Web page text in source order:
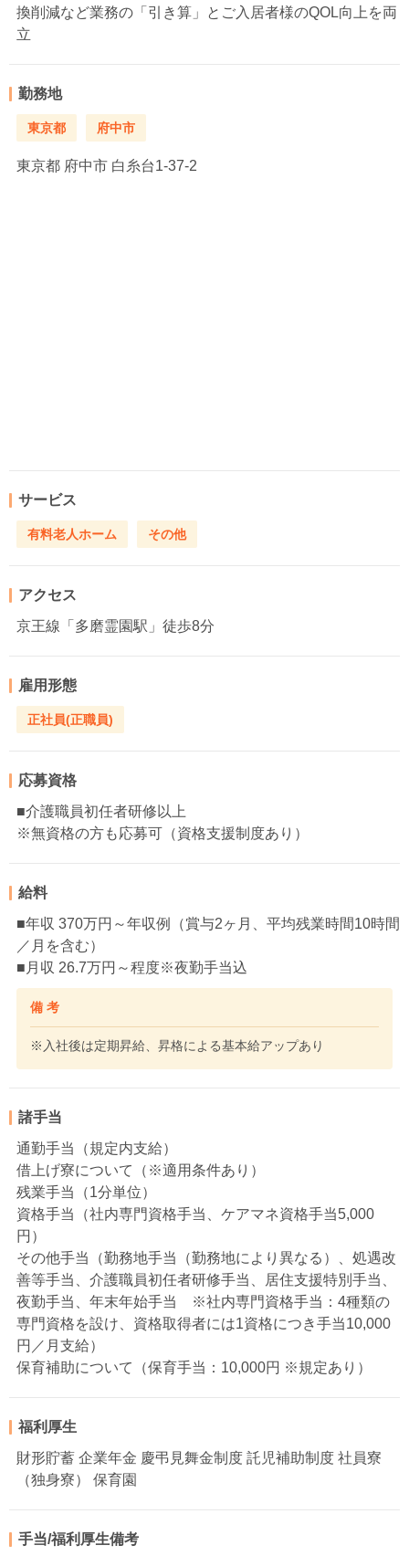
換削減など業務の「引き算」とご入居者様のQOL向上を両
立
勤務地
東京都 府中市
東京都 府中市 白糸台1-37-2
サービス
有料老人ホーム その他
アクセス
京王線「多磨霊園駅」徒歩8分
雇用形態
正社員(正職員)
応募資格
■介護職員初任者研修以上
※無資格の方も応募可（資格支援制度あり）
給料
■年収 370万円～年収例（賞与2ヶ月、平均残業時間10時間
／月を含む）
■月収 26.7万円～程度※夜勤手当込
備 考
※入社後は定期昇給、昇格による基本給アップあり
諸手当
通勤手当（規定内支給）
借上げ寮について（※適用条件あり）
残業手当（1分単位）
資格手当（社内専門資格手当、ケアマネ資格手当5,000
円）
その他手当（勤務地手当（勤務地により異なる）、処遇改
善等手当、介護職員初任者研修手当、居住支援特別手当、
夜勤手当、年末年始手当 ※社内専門資格手当：4種類の
専門資格を設け、資格取得者には1資格につき手当10,000
円／月支給）
保育補助について（保育手当：10,000円 ※規定あり）
福利厚生
財形貯蓄 企業年金 慶弔見舞金制度 託児補助制度 社員寮
（独身寮） 保育園
手当/福利厚生備考